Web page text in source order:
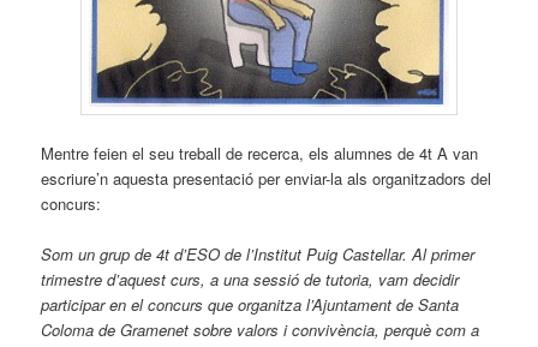
Mentre feien el seu treball de recerca, els alumnes de 4t A van
escriure’n aquesta presentació per enviar-la als organitzadors del
concurs:
Som un grup de 4t d’ESO de l’Institut Puig Castellar. Al primer
trimestre d’aquest curs, a una sessió de tutoria, vam decidir
participar en el concurs que organitza l’Ajuntament de Santa
Coloma de Gramenet sobre valors i convivència, perquè com a